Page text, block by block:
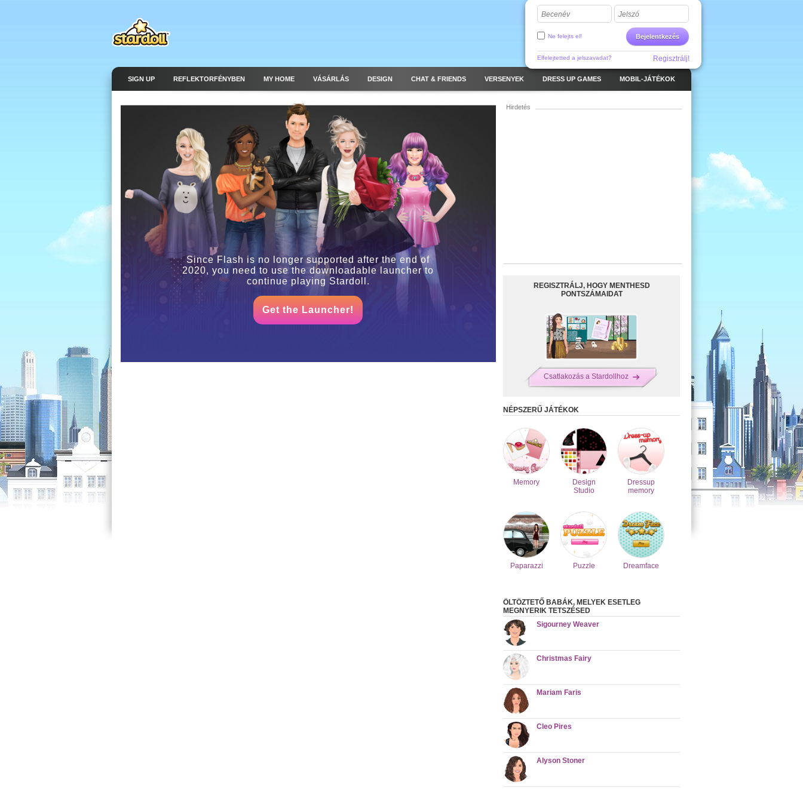
Becenév Jelszó
Bejelentkezés
Ne felejts el!
Elfelejtetted a jelszavadat? Regisztrálj!
SIGN UP REFLEKTORFÉNYBEN MY HOME VÁSÁRLÁS DESIGN CHAT & FRIENDS VERSENYEK DRESS UP GAMES MOBIL-JÁTÉKOK
Since Flash is no longer supported after the end of
2020, you need to use the downloadable launcher to
continue playing Stardoll.
Get the Launcher!
Hirdetés
REGISZTRÁLJ, HOGY MENTHESD
PONTSZÁMAIDAT
Csatlakozás a Stardollhoz
NÉPSZERŰ JÁTÉKOK
Memory
Design
Studio
Dressup
memory
Paparazzi Puzzle Dreamface
ÖLTÖZTETŐ BABÁK, MELYEK ESETLEG
MEGNYERIK TETSZÉSED
Sigourney Weaver
Christmas Fairy
Mariam Faris
Cleo Pires
Alyson Stoner